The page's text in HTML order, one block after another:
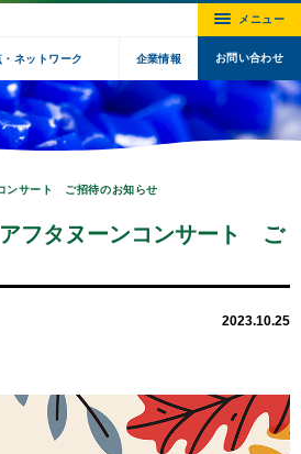
・ネットワーク 企業情報 お問い合わせ
ンサート ご招待のお知らせ
フタヌーンコンサート ご
2023.10.25